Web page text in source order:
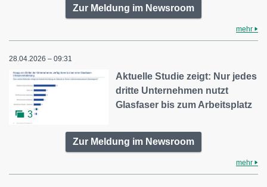
Zur Meldung im Newsroom
mehr
28.04.2026 – 09:31
3
Aktuelle Studie zeigt: Nur jedes
dritte Unternehmen nutzt
Glasfaser bis zum Arbeitsplatz
Zur Meldung im Newsroom
mehr